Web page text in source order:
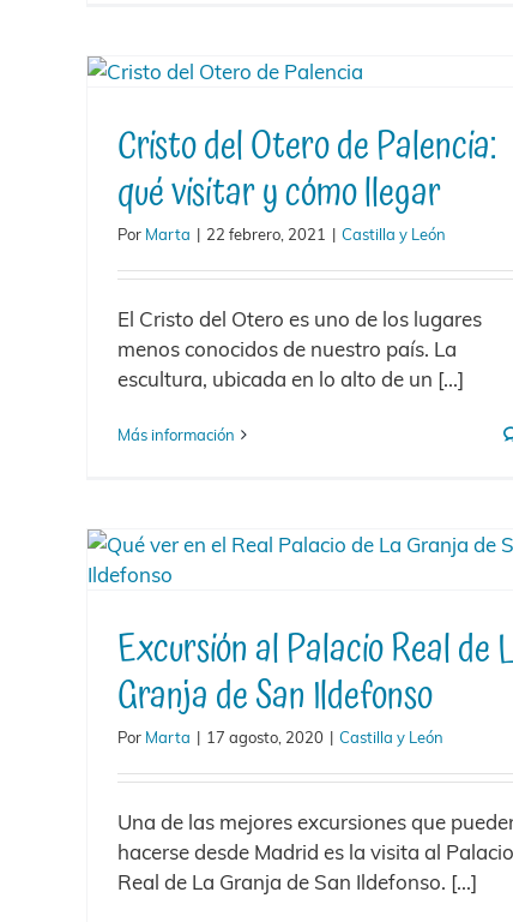
Cristo del Otero de Palencia:
qué visitar y cómo llegar
Por Marta | 22 febrero, 2021 | Castilla y León
El Cristo del Otero es uno de los lugares
menos conocidos de nuestro país. La
escultura, ubicada en lo alto de un [...]
Más información
Excursión al Palacio Real de
Granja de San Ildefonso
Por Marta | 17 agosto, 2020 | Castilla y León
Una de las mejores excursiones que
hacerse desde Madrid es la visita al Palacio
Real de La Granja de San Ildefonso. [...]